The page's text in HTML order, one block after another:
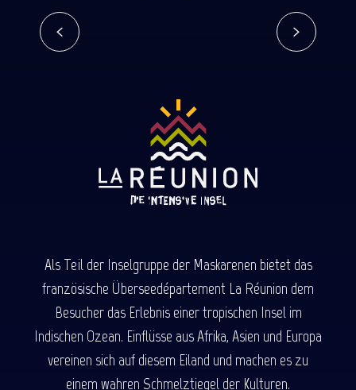
Als Teil der Inselgruppe der Maskarenen bietet das
französische Überseedépartement La Réunion dem
Besucher das Erlebnis einer tropischen Insel im
Indischen Ozean. Einflüsse aus Afrika, Asien und Europa
vereinen sich auf diesem Eiland und machen es zu
einem wahren Schmelztiegel der Kulturen.